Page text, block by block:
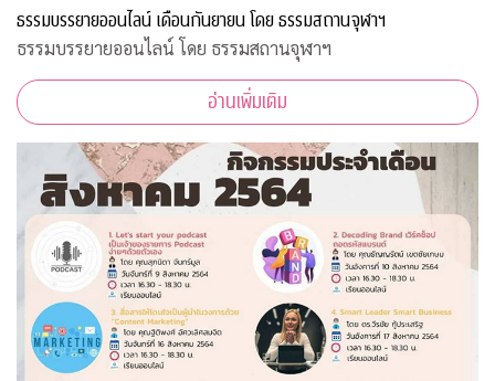
ธรรมบรรยายออนไลน์ เดือนกันยายน โดย ธรรมสถานจุฬาฯ
ธรรมบรรยายออนไลน์ โดย ธรรมสถานจุฬาฯ
อ่านเพิ่มเติม